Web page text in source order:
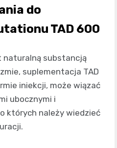
do
TAD 600
substancją
suplementacja TAD
iniekcji, może wiązać
ubocznymi i
których należy wiedzieć